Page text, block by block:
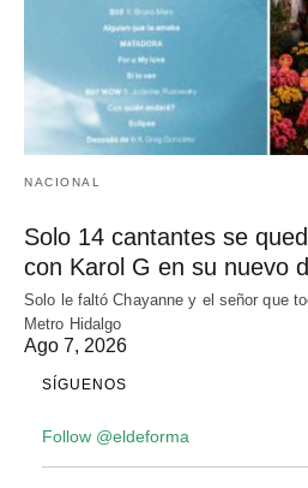
NACIONAL
Solo 14 cantantes se
con Karol G en su nuevo
Solo le faltó Chayanne y el señor que
Metro Hidalgo
Ago 7, 2026
SÍGUENOS
Follow @eldeforma